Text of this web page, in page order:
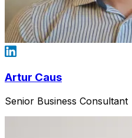
Artur Caus
Senior Business Consultant